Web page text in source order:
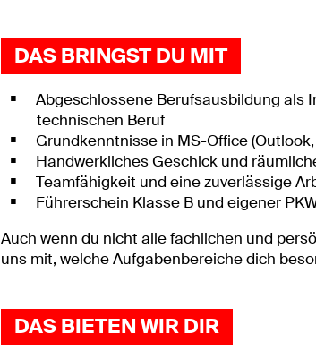
DAS BRINGST DU MIT
Abgeschlossene Berufsausbildung als
technischen Beruf
Grundkenntnisse in MS-Office (Outlook,
Handwerkliches Geschick und
Teamfähigkeit und eine zuverlässige
Führerschein Klasse B und eigener
Auch wenn du nicht alle fachlichen und
uns mit, welche Aufgabenbereiche dich
DAS BIETEN WIR DIR